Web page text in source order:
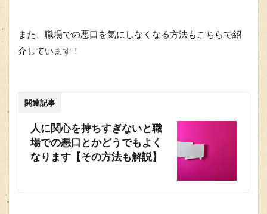
また、職場での悪口を気にしなくなる方法もこちらで紹
介しています！
関連記事
人に関心を持ちすぎないと職
場での悪口とかどうでもよく
なります【その方法も解説】